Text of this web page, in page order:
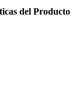
del Producto